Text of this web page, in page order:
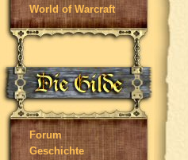
World of Warcraft
Forum
Geschichte